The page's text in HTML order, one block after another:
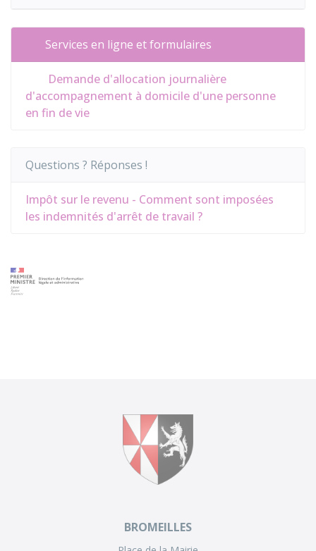
Services en ligne et formulaires
Demande d'allocation journalière
d'accompagnement à domicile d'une personne
en fin de vie
Questions ? Réponses !
Impôt sur le revenu - Comment sont imposées
les indemnités d'arrêt de travail ?
BROMEILLES